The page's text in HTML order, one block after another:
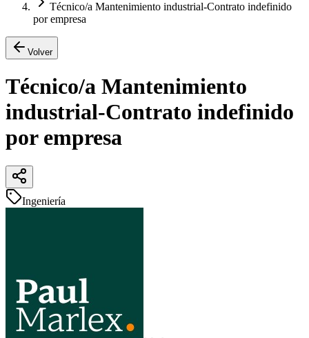
Técnico/a Mantenimiento industrial-Contrato indefinido
por empresa
Volver
Técnico/a Mantenimiento
industrial-Contrato indefinido
por empresa
Ingeniería